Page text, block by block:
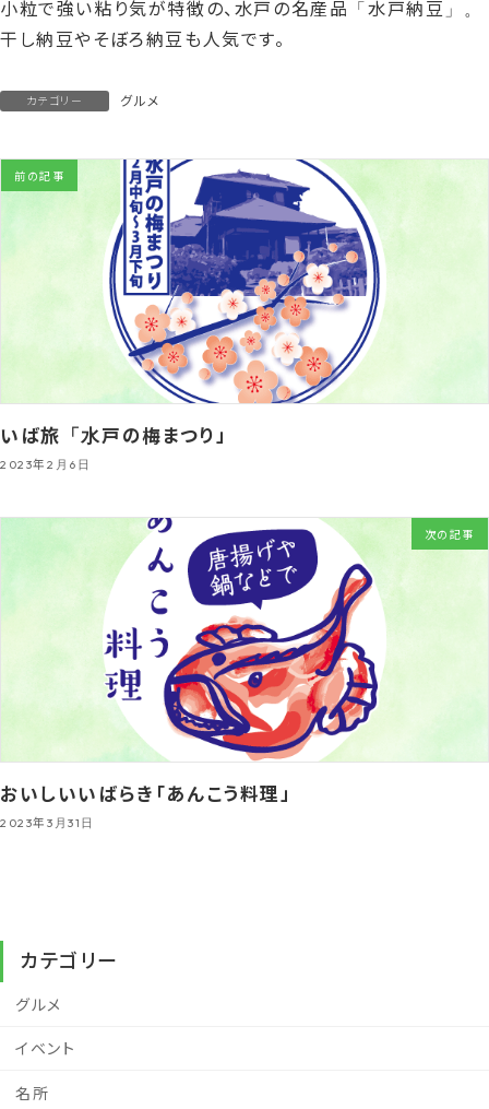
小粒で強い粘り気が特徴の、水戸の名産品「水戸納豆」。
干し納豆やそぼろ納豆も人気です。
カテゴリー グルメ
前の記事
いば旅「水戸の梅まつり」
2023年2月6日
次の記事
おいしいいばらき「あんこう料理」
2023年3月31日
カテゴリー
グルメ
イベント
名所